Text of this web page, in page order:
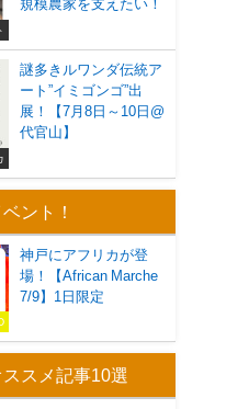
規模農家を支えたい！
謎多きルワンダ伝統ア
ート”イミゴンゴ”出
展！【7月8日～10日@
代官山】
ント！
神戸にアフリカが登
場！【African Marche
7/9】1日限定
スメ記事10選